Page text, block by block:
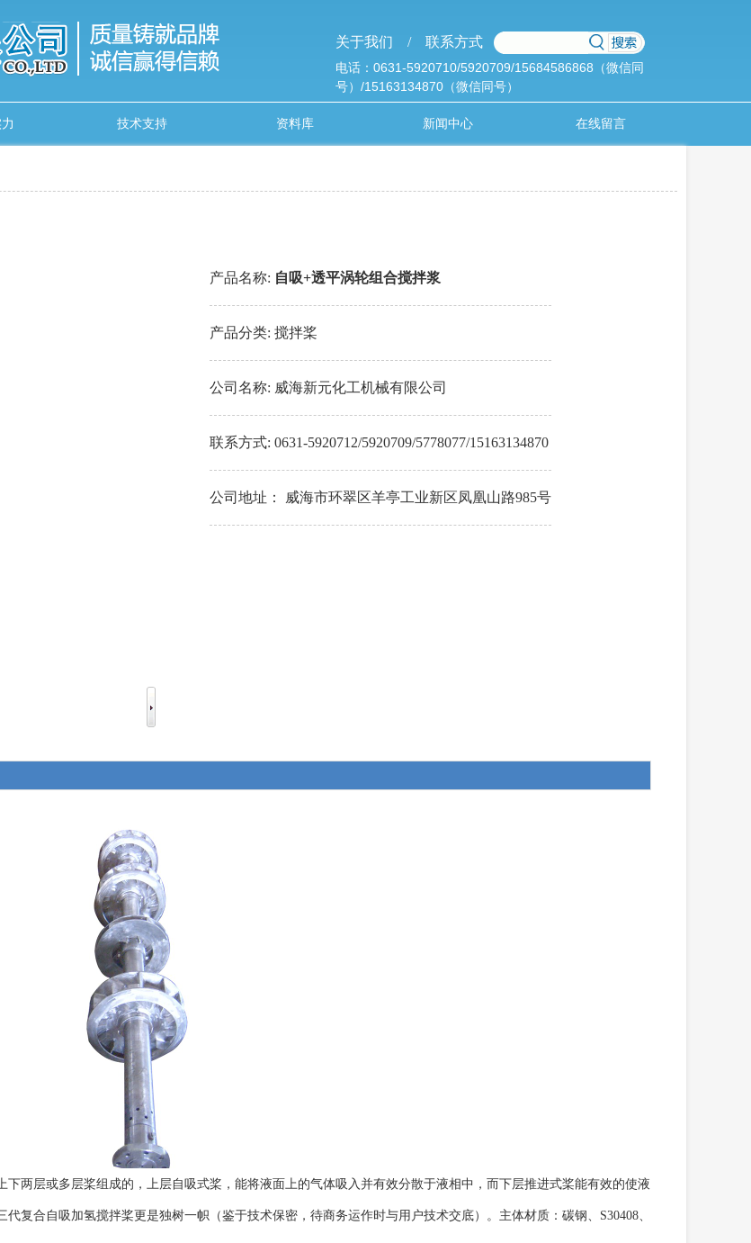
关于我们 /联系方式
电话：0631-5920710/5920709/15684586868（微信同
号）/15163134870（微信同号）
技术支持 资料库 新闻中心 在线留言
产品名称: 自吸+透平涡轮组合搅拌浆
产品分类: 搅拌桨
公司名称: 威海新元化工机械有限公司
联系方式: 0631-5920712/5920709/5778077/15163134870
公司地址： 威海市环翠区羊亭工业新区凤凰山路985号
层或多层桨组成的，上层自吸式桨，能将液面上的气体吸入并有效分散于液相中，而下层推进式桨能有效的使液
复合自吸加氢搅拌桨更是独树一帜（鉴于技术保密，待商务运作时与用户技术交底）。主体材质：碳钢、S30408、